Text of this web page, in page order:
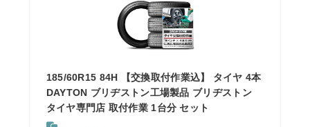
185/60R15 84H 【交換取付作業込】 タイヤ 4本
DAYTON ブリヂストン工場製品 ブリヂストン
タイヤ専門店 取付作業 1台分 セット